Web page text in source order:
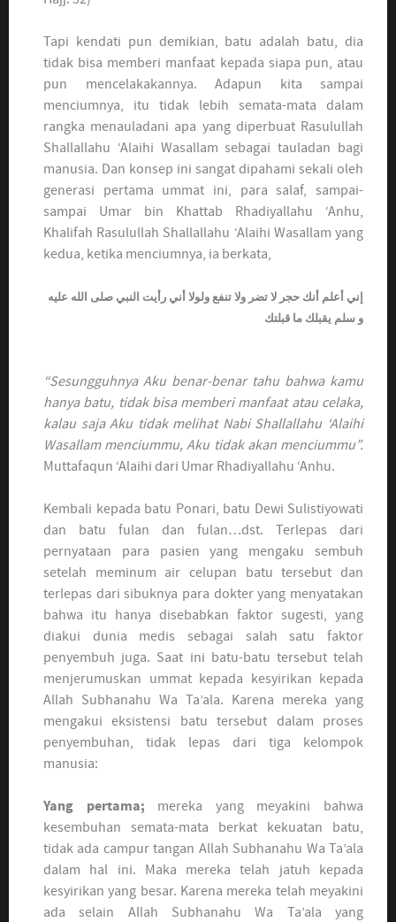
Tapi kendati pun demikian, batu adalah batu, dia
tidak bisa memberi manfaat kepada siapa pun, atau
pun mencelakakannya. Adapun kita sampai
menciumnya, itu tidak lebih semata-mata dalam
rangka menauladani apa yang diperbuat Rasulullah
Shallallahu ‘Alaihi Wasallam sebagai tauladan bagi
manusia. Dan konsep ini sangat dipahami sekali oleh
generasi pertama ummat ini, para salaf, sampai-
sampai Umar bin Khattab Rhadiyallahu ‘Anhu,
Khalifah Rasulullah Shallallahu ‘Alaihi Wasallam yang
kedua, ketika menciumnya, ia berkata,
إني أعلم أنك حجر لا تضر ولا تنفع ولولا أني رأيت النبي صلى الله عليه
و سلم يقبلك ما قبلتك
“Sesungguhnya Aku benar-benar tahu bahwa kamu
hanya batu, tidak bisa memberi manfaat atau celaka,
kalau saja Aku tidak melihat Nabi Shallallahu ‘Alaihi
Wasallam menciummu, Aku tidak akan menciummu”.
Muttafaqun ‘Alaihi dari Umar Rhadiyallahu ‘Anhu.
Kembali kepada batu Ponari, batu Dewi Sulistiyowati
dan batu fulan dan fulan…dst. Terlepas dari
pernyataan para pasien yang mengaku sembuh
setelah meminum air celupan batu tersebut dan
terlepas dari sibuknya para dokter yang menyatakan
bahwa itu hanya disebabkan faktor sugesti, yang
diakui dunia medis sebagai salah satu faktor
penyembuh juga. Saat ini batu-batu tersebut telah
menjerumuskan ummat kepada kesyirikan kepada
Allah Subhanahu Wa Ta’ala. Karena mereka yang
mengakui eksistensi batu tersebut dalam proses
penyembuhan, tidak lepas dari tiga kelompok
manusia:
Yang pertama; mereka yang meyakini bahwa
kesembuhan semata-mata berkat kekuatan batu,
tidak ada campur tangan Allah Subhanahu Wa Ta’ala
dalam hal ini. Maka mereka telah jatuh kepada
kesyirikan yang besar. Karena mereka telah meyakini
ada selain Allah Subhanahu Wa Ta’ala yang